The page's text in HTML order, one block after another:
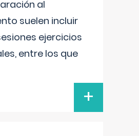
al
suelen incluir
ejercicios
entre los que
+